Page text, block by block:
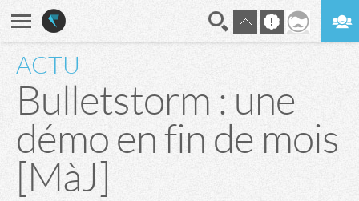
ACTU
Bulletstorm : une
démo en fin de mois
[MàJ]